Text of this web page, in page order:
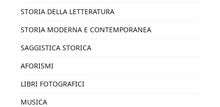
STORIA DELLA LETTERATURA
STORIA MODERNA E CONTEMPORANEA
SAGGISTICA STORICA
AFORISMI
LIBRI FOTOGRAFICI
MUSICA